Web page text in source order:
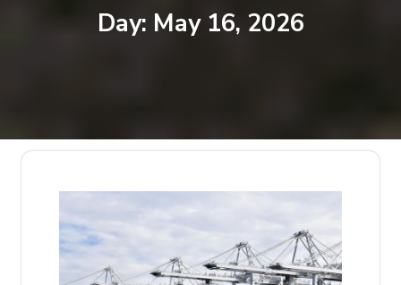
Day: May 16, 2026